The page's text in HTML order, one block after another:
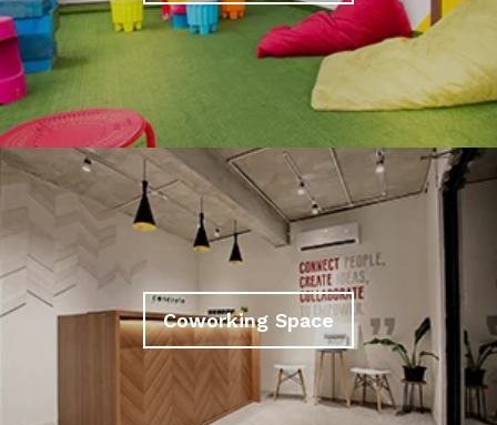
Coworking Space